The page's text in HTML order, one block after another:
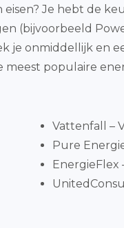
Je hebt de
(bijvoorbeeld
je onmiddellijk
populaire
Vattenfall –
Pure
EnergieFlex